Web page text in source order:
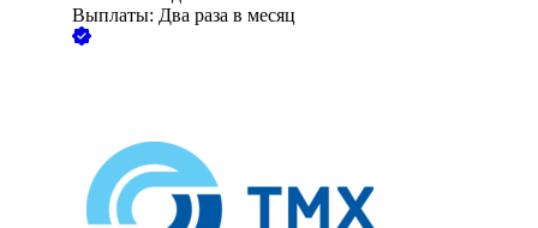
Выплаты: Два раза в месяц